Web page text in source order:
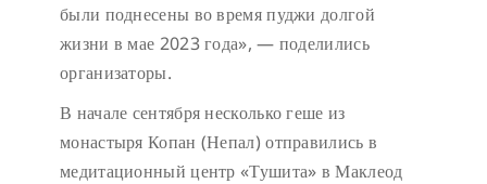
были поднесены во время пуджи долгой
жизни в мае 2023 года», — поделились
организаторы.
В начале сентября несколько геше из
монастыря Копан (Непал) отправились в
медитационный центр «Тушита» в Маклеод